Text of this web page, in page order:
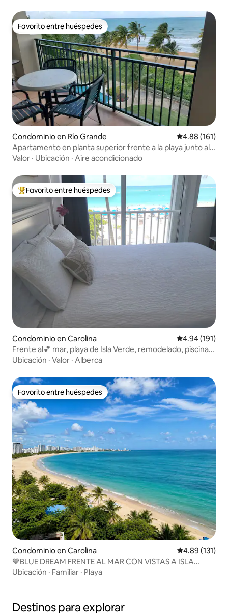
Favorito entre huéspedes
Favorito entre huéspedes
Condominio en Río Grande Calificación
4.88 (161)
Apartamento en planta superior frente a la playa junto al
hotel Wyndham
Valor · Ubicación · Aire acondicionado
De los mejores en Favorito entre huéspedes
Favorito entre huéspedes
Condominio en Carolina Calificación
4.94 (191)
Frente al💕 mar, playa de Isla Verde, remodelado, piscina,
paquete.
Ubicación · Valor · Alberca
Favorito entre huéspedes
Favorito entre huéspedes
Condominio en Carolina Calificación
4.89 (131)
💙BLUE DREAM FRENTE AL MAR CON VISTAS A ISLA
VERDE 2 HABITACIONES
Ubicación · Familiar · Playa
Destinos para explorar